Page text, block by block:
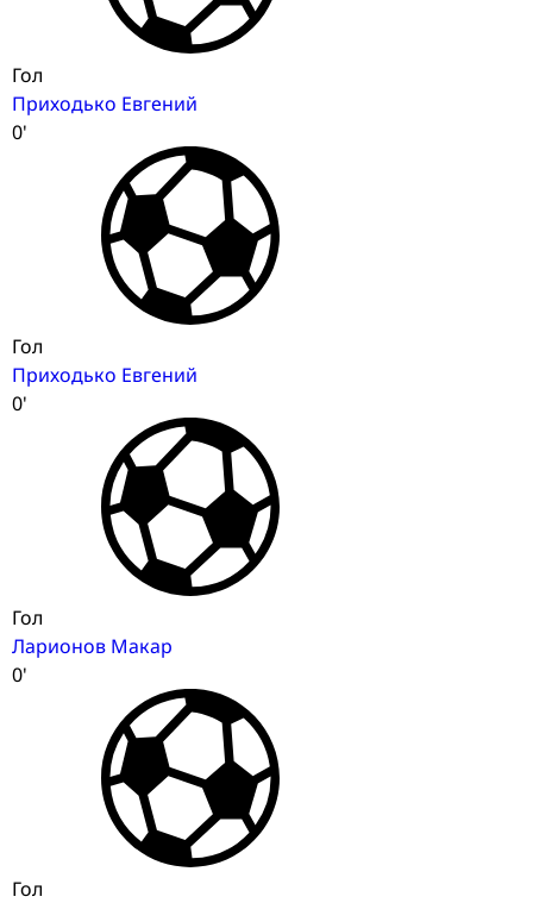
Гол
Приходько Евгений
0'
Гол
Приходько Евгений
0'
Гол
Ларионов Макар
0'
Гол